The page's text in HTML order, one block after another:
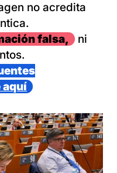
no acredita
falsa,
ni
aquí